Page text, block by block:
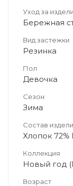
Уход за
Бережная
Вид застежки
Резинка
Пол
Девочка
Сезон
Зима
Состав
Хлопок 72%
Коллекция
Новый год
Возраст